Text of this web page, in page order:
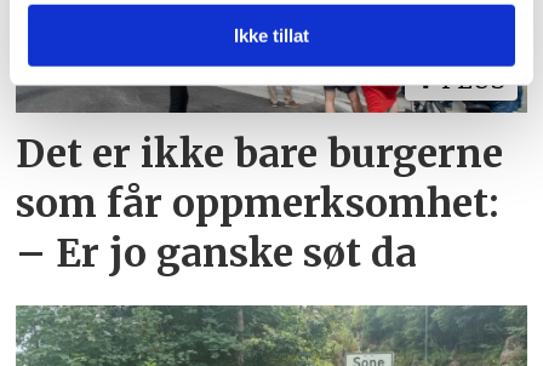
med annen informasjon du har gjort tilgjengelig for dem,
eller som de har samlet inn gjennom din bruk av
tjenestene deres.
Ikke tillat
PLUS
Det er ikke bare burgerne
som får oppmerksomhet:
– Er jo ganske søt da